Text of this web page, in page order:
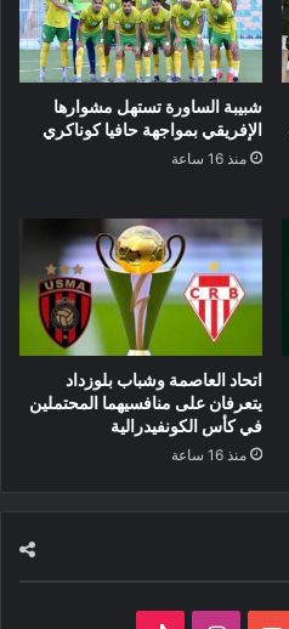
شبيبة الساورة تستهل مشوارها
الإفريقي بمواجهة حافيا كوناكري
منذ 16 ساعة
اتحاد العاصمة وشباب بلوزداد
يتعرفان على منافسيهما المحتملين
في كأس الكونفيدرالية
منذ 16 ساعة